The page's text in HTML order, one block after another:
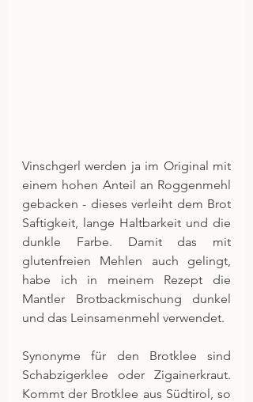
Vinschgerl werden ja im Original mit
einem hohen Anteil an Roggenmehl
gebacken - dieses verleiht dem Brot
Saftigkeit, lange Haltbarkeit und die
dunkle Farbe. Damit das mit
glutenfreien Mehlen auch gelingt,
habe ich in meinem Rezept die
Mantler Brotbackmischung dunkel
und das Leinsamenmehl verwendet.
Synonyme für den Brotklee sind
Schabzigerklee oder Zigainerkraut.
Kommt der Brotklee aus Südtirol, so